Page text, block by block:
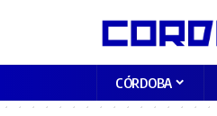
CÓRDOBA